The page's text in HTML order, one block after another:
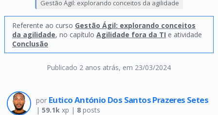
Publicado 2 anos atrás, em 23/03/2024
Gestão Ágil: explorando conceitos da agilidade
Referente ao curso Gestão Ágil: explorando conceitos
da agilidade, no capítulo Agilidade fora da TI e atividade
Conclusão
por Eutico António Dos Santos Prazeres Setes
| 59.1kxp | 8posts